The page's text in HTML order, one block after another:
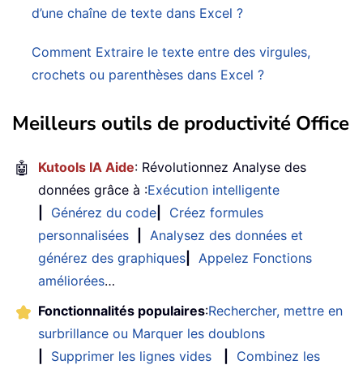
d’une chaîne de texte dans Excel ?
Comment Extraire le texte entre des virgules,
crochets ou parenthèses dans Excel ?
Meilleurs outils de productivité Office
🤖 Kutools IA Aide: Révolutionnez Analyse des
données grâce à :Exécution intelligente
Générez du code
Créez formules
personnalisées
Analysez des données et
générez des graphiques
Appelez Fonctions
améliorées…
Fonctionnalités populaires:Rechercher, mettre en
surbrillance ou Marquer les doublons
Supprimer les lignes vides Combinez les